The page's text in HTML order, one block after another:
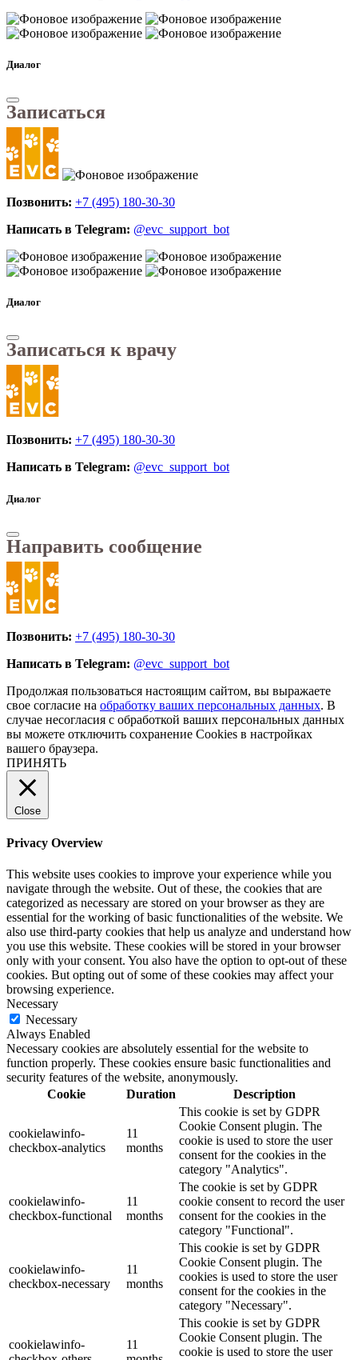
Диалог
Записаться
Позвонить: +7 (495) 180-30-30
Написать в Telegram: @evc_support_bot
Диалог
Записаться к врачу
Позвонить: +7 (495) 180-30-30
Написать в Telegram: @evc_support_bot
Диалог
Направить сообщение
Позвонить: +7 (495) 180-30-30
Написать в Telegram: @evc_support_bot
Продолжая пользоваться настоящим сайтом, вы выражаете
свое согласие на обработку ваших персональных данных. В
случае несогласия с обработкой ваших персональных данных
вы можете отключить сохранение Cookies в настройках
вашего браузера.
ПРИНЯТЬ
Close
Privacy Overview
This website uses cookies to improve your experience while you
navigate through the website. Out of these, the cookies that are
categorized as necessary are stored on your browser as they are
essential for the working of basic functionalities of the website. We
also use third-party cookies that help us analyze and understand how
you use this website. These cookies will be stored in your browser
only with your consent. You also have the option to opt-out of these
cookies. But opting out of some of these cookies may affect your
browsing experience.
Necessary
Necessary
Always Enabled
Necessary cookies are absolutely essential for the website to
function properly. These cookies ensure basic functionalities and
security features of the website, anonymously.
Cookie
Duration Description
cookielawinfo-
checkbox-analytics
11
months
This cookie is set by GDPR
Cookie Consent plugin. The
cookie is used to store the user
consent for the cookies in the
category "Analytics".
cookielawinfo-
checkbox-functional
11
months
The cookie is set by GDPR
cookie consent to record the user
consent for the cookies in the
category "Functional".
cookielawinfo-
checkbox-necessary
11
months
This cookie is set by GDPR
Cookie Consent plugin. The
cookies is used to store the user
consent for the cookies in the
category "Necessary".
cookielawinfo-
11
This cookie is set by GDPR
Cookie Consent plugin. The
cookie is used to store the user